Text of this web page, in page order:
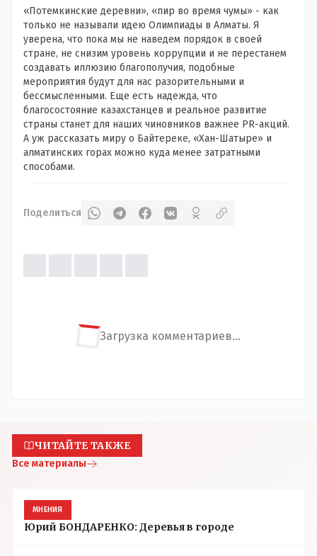
«Потемкинские деревни», «пир во время чумы» - как
только не называли идею Олимпиады в Алматы. Я
уверена, что пока мы не наведем порядок в своей
стране, не снизим уровень коррупции и не перестанем
создавать иллюзию благополучия, подобные
мероприятия будут для нас разорительными и
бессмысленными. Еще есть надежда, что
благосостояние казахстанцев и реальное развитие
страны станет для наших чиновников важнее PR-акций.
А уж рассказать миру о Байтереке, «Хан-Шатыре» и
алматинских горах можно куда менее затратными
способами.
Поделиться
Загрузка комментариев...
ЧИТАЙТЕ ТАКЖЕ
Все материалы
МНЕНИЯ
Юрий БОНДАРЕНКО: Деревья в городе